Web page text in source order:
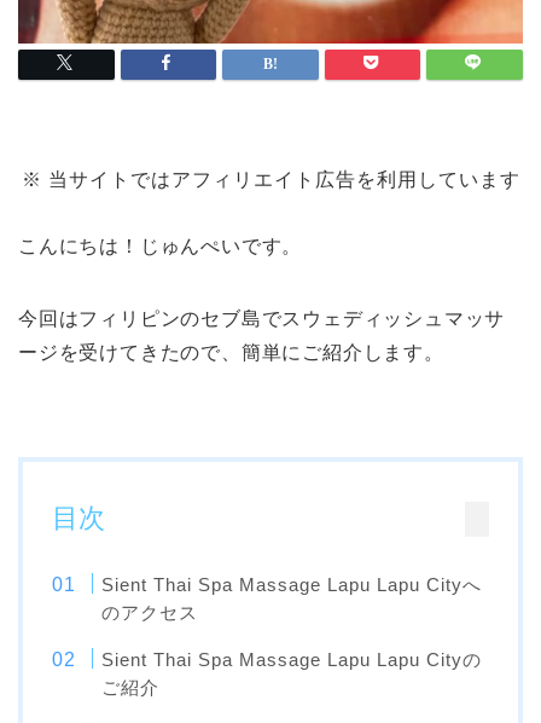
※ 当サイトではアフィリエイト広告を利用しています
こんにちは！じゅんぺいです。
今回はフィリピンのセブ島でスウェディッシュマッサ
ージを受けてきたので、簡単にご紹介します。
目次
Sient Thai Spa Massage Lapu Lapu Cityへ
のアクセス
Sient Thai Spa Massage Lapu Lapu Cityの
ご紹介